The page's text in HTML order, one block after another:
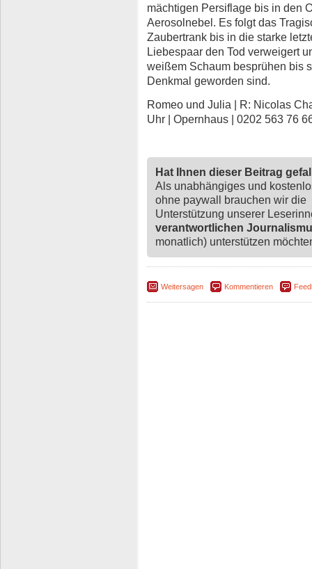
mächtigen Persiflage bis in den
Aerosolnebel. Es folgt das
Zaubertrank bis in die starke
Liebespaar den Tod verweigert
weißem Schaum besprühen bis
Denkmal geworden sind.
Romeo und Julia | R: Nicolas
Uhr | Opernhaus | 0202 563 76
Hat Ihnen dieser Beitrag
Als unabhängiges und
ohne paywall brauchen wir die
Unterstützung unserer
verantwortlichen
monatlich) unterstützen
Weitersagen Kommentieren